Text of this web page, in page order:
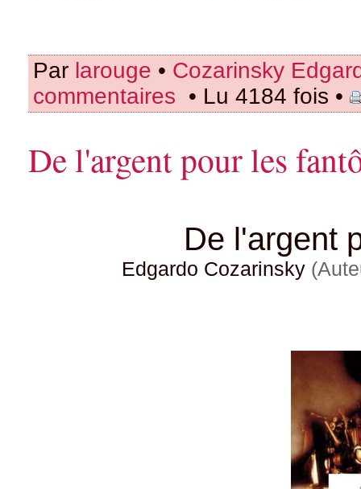
Par larouge • Cozarinsky
commentaires • Lu 4184 fois •
De l'argent pour les
De l'argent
Edgardo Cozarinsky